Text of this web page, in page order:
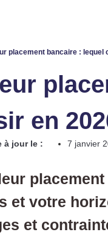
placement bancaire : lequel
en
à jour le : 7 janvier
et votre
et